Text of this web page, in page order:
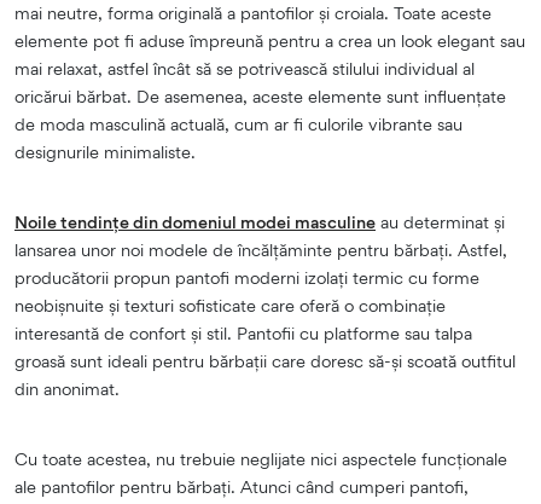
mai neutre, forma originală a pantofilor și croiala. Toate aceste
elemente pot fi aduse împreună pentru a crea un look elegant sau
mai relaxat, astfel încât să se potrivească stilului individual al
oricărui bărbat. De asemenea, aceste elemente sunt influențate
de moda masculină actuală, cum ar fi culorile vibrante sau
designurile minimaliste.
Noile tendințe din domeniul modei masculine au determinat și
lansarea unor noi modele de încălțăminte pentru bărbați. Astfel,
producătorii propun pantofi moderni izolați termic cu forme
neobișnuite și texturi sofisticate care oferă o combinație
interesantă de confort și stil. Pantofii cu platforme sau talpa
groasă sunt ideali pentru bărbații care doresc să-și scoată outfitul
din anonimat.
Cu toate acestea, nu trebuie neglijate nici aspectele funcționale
ale pantofilor pentru bărbați. Atunci când cumperi pantofi,